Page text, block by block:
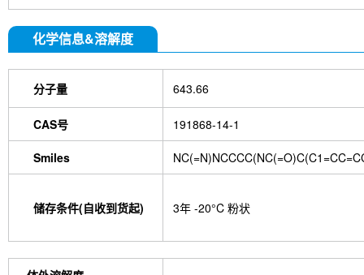
化学信息&溶解度
分子量 643.66
CAS号 191868-14-1
Smiles
储存条件(自收到货起) 3年 -20°C 粉状